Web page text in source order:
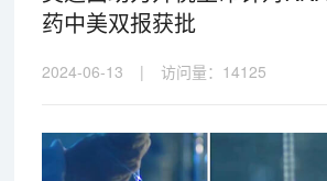
药中美双报获批
2024-06-13 | 访问量： 14125